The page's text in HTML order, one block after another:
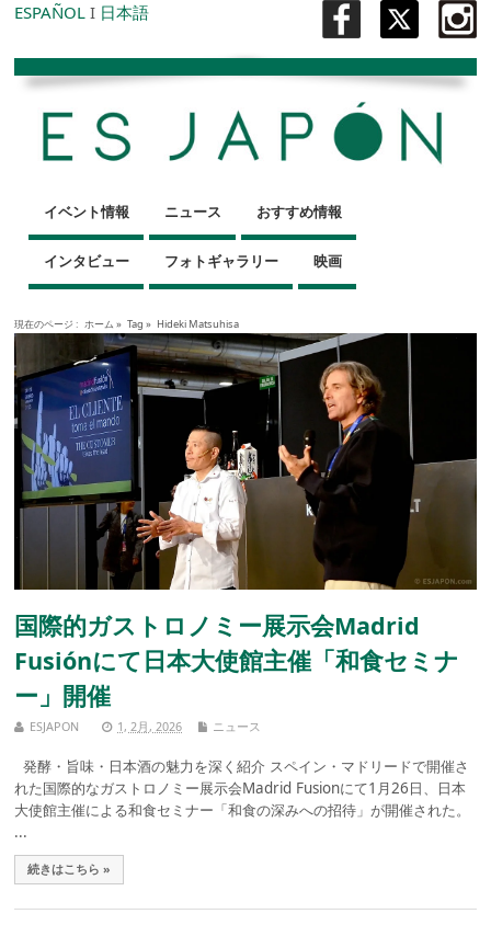
ESPAÑOL I 日本語
イベント情報 ニュース おすすめ情報
インタビュー フォトギャラリー 映画
現在のページ : ホーム » Tag » Hideki Matsuhisa
国際的ガストロノミー展示会Madrid
Fusiónにて日本大使館主催「和食セミナ
ー」開催
ESJAPON 1, 2月, 2026 ニュース
発酵・旨味・日本酒の魅力を深く紹介 スペイン・マドリードで開催さ
れた国際的なガストロノミー展示会Madrid Fusionにて1月26日、日本
大使館主催による和食セミナー「和食の深みへの招待」が開催された。
...
続きはこちら »